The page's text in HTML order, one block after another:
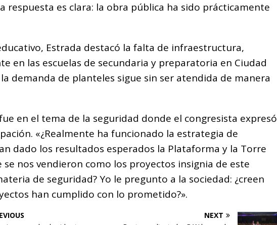
respuesta es clara: la obra pública ha sido prácticamente
Estrada destacó la falta de infraestructura,
en las escuelas de secundaria y preparatoria en Ciudad
la demanda de planteles sigue sin ser atendida de manera
en el tema de la seguridad donde el congresista expresó
«¿Realmente ha funcionado la estrategia de
dado los resultados esperados la Plataforma y la Torre
se nos vendieron como los proyectos insignia de este
de seguridad? Yo le pregunto a la sociedad: ¿creen
han cumplido con lo prometido?».
NEXT